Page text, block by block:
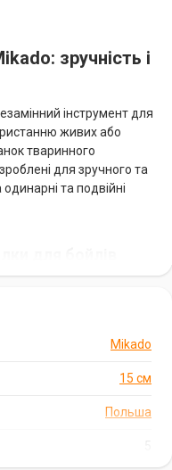
зручність і
інструмент для
живих або
тваринного
для зручного та
та подвійні
для бойлів
кінці голки забезпечує
запобігаючи її
в зручній упаковці
під рукою під час
Mikado
15 см
Польша